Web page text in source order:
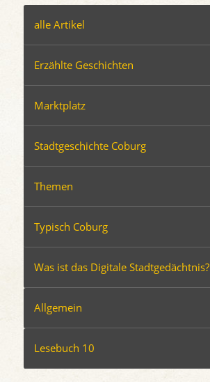
alle Artikel
Erzählte Geschichten
Marktplatz
Stadtgeschichte Coburg
Themen
Typisch Coburg
Was ist das Digitale Stadtgedächtnis?
Allgemein
Lesebuch 10